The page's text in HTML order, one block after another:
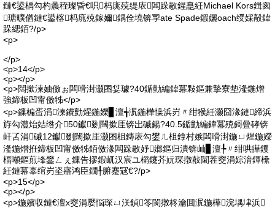
鏈€鍙楀勾杓曟秷璨昏€呮杩庣殑缇庡闆跺敭鍟嗭紝Michael Kors鍓囪
瑭曠偤鏈€鍙楁杩庣殑鎵嬭鍝佺墝锛孠ate Spade鍜孋oach绶婇毃鍏
跺緦銆?/p>
<p>
</p>
<p>14</p>
<p></p>
<p>闊撳湅妯傚ぉ闆嗗湗灏囨姇璩?40鍎勭編鍏冪敤鏂兼摯寮垫湰鍦熷
強鍗板凹甯傚牬</p>
<p>鏁楄蛋涓湅鐨勯煋鍦嬫▊澶╅泦鍦樺懆浜岃〃绀猴紝灏囧湪鏈締浜
斿勾澧炲姞绺介50钀剟闊撳厓锛岀磩鍚?40.5鍎勭編鍏冪殑鎶曡硣锛
屽叾涓磩12钀剟闊撳厓灏囨柤鏄庡勾鐢ㄦ柤鎿村嫉闆嗗湗鍦ㄩ煋鍦嬫
湰鍦熷拰鍗板凹甯傚牬銆傚湪闆跺敭妤嫏鏂归潰锛屾▊澶╄〃绀哄皣钁
楅噸鏂煎埄鐢ㄥぇ鏁告摎鍜屼汉宸ユ櫤鑳芥妧琛撴敼閫茬窔涓婃湇鍕欙
紝鏈冪辜绾岃垐寤鸿臣鐗╀腑蹇冦€?/p>
<p>15</p>
<p></p>
<p>鍦嬪収鏈€澶х窔涓嬮悩琛ㄩ浂鍞笭閬撴柊瀹囬泦鍦樺浣堣垏浜